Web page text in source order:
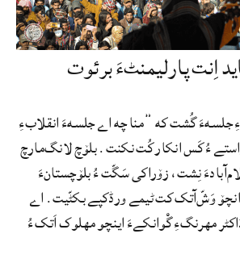
اِنت پارلیمنٹءَ برئوت
جلسهءَ گُشت که ”منا چه اے جلسهءَ انقلابءِ
ءُ کَس انکار کُت نکنت. بلۆچ لانگ‌مارچ
نِشت، زۆراکی سَگّت ءُ بلۆچستانءَ
وَشّ‌آتک کت ٹیمے ورڈکپے بکٹّیت. اے
مھرنگءِ گْوانکےءَ اینچو مھلوک اَتک ءُ